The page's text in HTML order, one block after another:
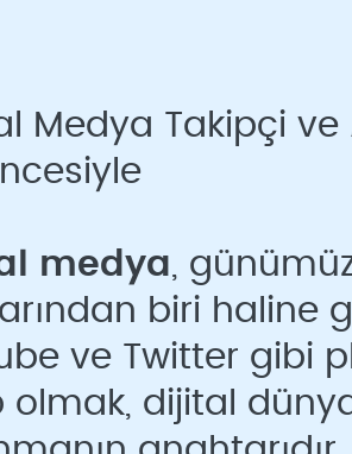
Medya Takipçi ve
medya ,
biri haline
ve Twitter gibi
olmak, dijital